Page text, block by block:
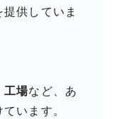
供していま
工場など、あ
います。